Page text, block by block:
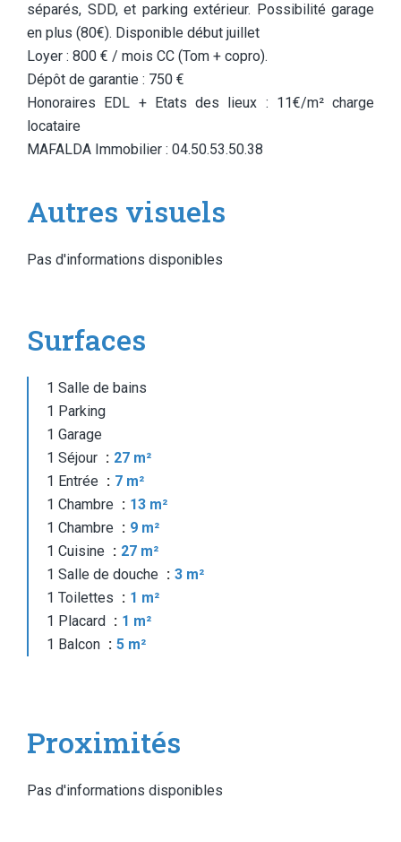
séparés, SDD, et parking extérieur. Possibilité garage
en plus (80€). Disponible début juillet
Loyer : 800 € / mois CC (Tom + copro).
Dépôt de garantie : 750 €
Honoraires EDL + Etats des lieux : 11€/m² charge
locataire
MAFALDA Immobilier : 04.50.53.50.38
Autres visuels
Pas d'informations disponibles
Surfaces
1 Salle de bains
1 Parking
1 Garage
1 Séjour
27 m²
1 Entrée
7 m²
1 Chambre
13 m²
1 Chambre
9 m²
1 Cuisine
27 m²
1 Salle de douche
3 m²
1 Toilettes
1 m²
1 Placard
1 m²
1 Balcon
5 m²
Proximités
Pas d'informations disponibles